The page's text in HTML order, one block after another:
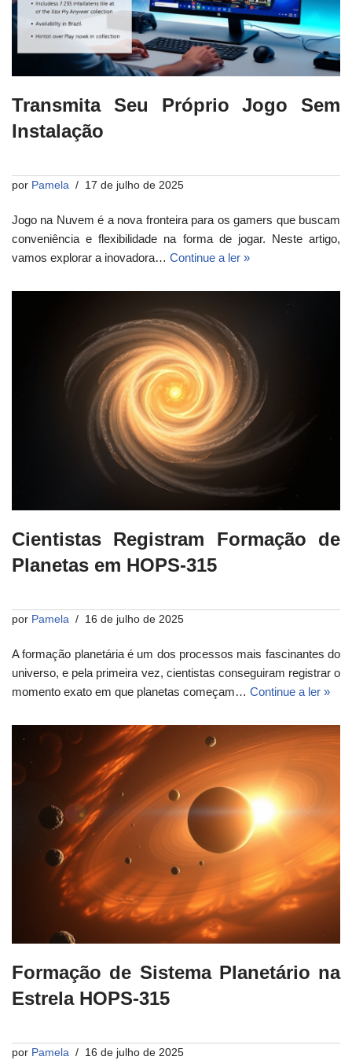
Transmita Seu Próprio Jogo Sem
Instalação
por Pamela 17 de julho de 2025
Jogo na Nuvem é a nova fronteira para os gamers que buscam
conveniência e flexibilidade na forma de jogar. Neste artigo,
vamos explorar a inovadora… Continue a ler »
Cientistas Registram Formação de
Planetas em HOPS-315
por Pamela 16 de julho de 2025
A formação planetária é um dos processos mais fascinantes do
universo, e pela primeira vez, cientistas conseguiram registrar o
momento exato em que planetas começam… Continue a ler »
Formação de Sistema Planetário na
Estrela HOPS-315
por Pamela 16 de julho de 2025